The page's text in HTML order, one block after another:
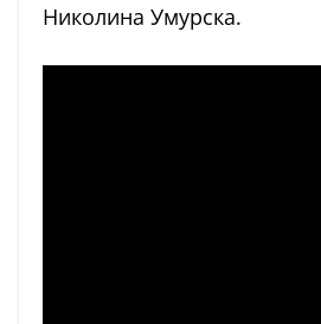
Николина Умурска.